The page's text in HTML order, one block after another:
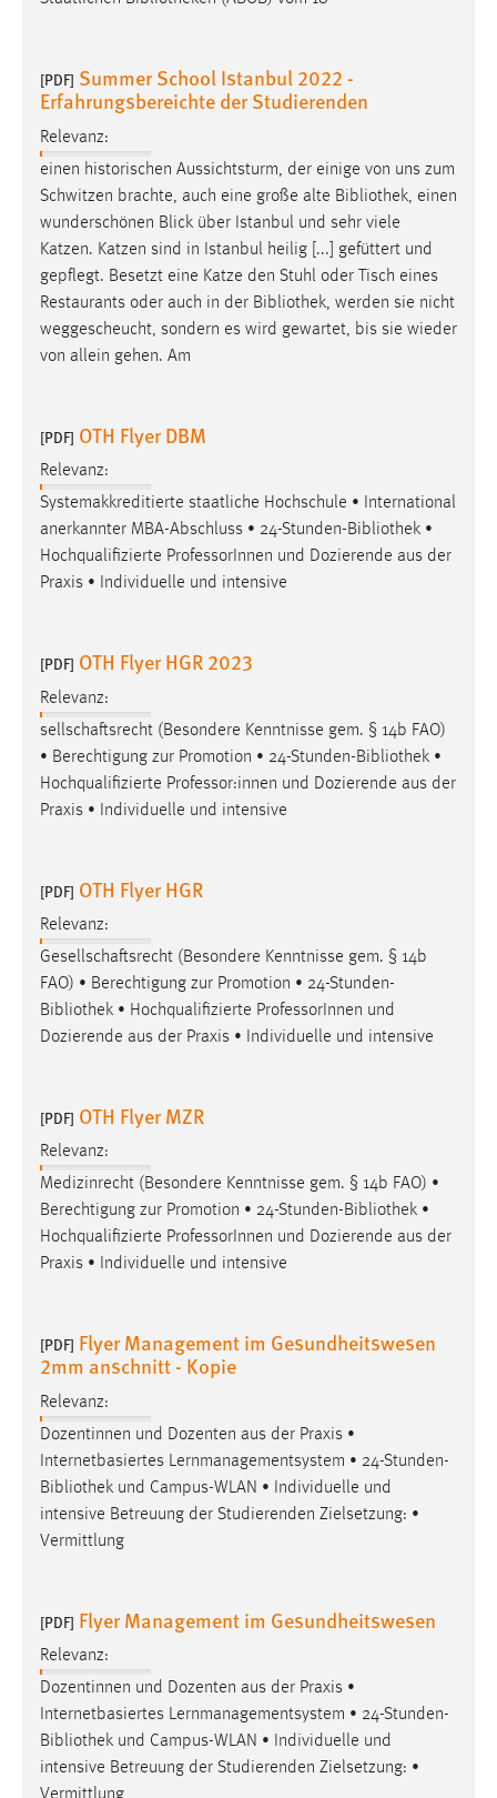
[PDF] Summer School Istanbul 2022 -
Erfahrungsbereichte der Studierenden
Relevanz:
einen historischen Aussichtsturm, der einige von uns zum
Schwitzen brachte, auch eine große alte Bibliothek, einen
wunderschönen Blick über Istanbul und sehr viele
Katzen. Katzen sind in Istanbul heilig [...] gefüttert und
gepflegt. Besetzt eine Katze den Stuhl oder Tisch eines
Restaurants oder auch in der Bibliothek, werden sie nicht
weggescheucht, sondern es wird gewartet, bis sie wieder
von allein gehen. Am
[PDF] OTH Flyer DBM
Relevanz:
Systemakkreditierte staatliche Hochschule • International
anerkannter MBA-Abschluss • 24-Stunden-Bibliothek •
Hochqualifizierte ProfessorInnen und Dozierende aus der
Praxis • Individuelle und intensive
[PDF] OTH Flyer HGR 2023
Relevanz:
sellschaftsrecht (Besondere Kenntnisse gem. § 14b FAO)
• Berechtigung zur Promotion • 24-Stunden-Bibliothek •
Hochqualifizierte Professor:innen und Dozierende aus der
Praxis • Individuelle und intensive
[PDF] OTH Flyer HGR
Relevanz:
Gesellschaftsrecht (Besondere Kenntnisse gem. § 14b
FAO) • Berechtigung zur Promotion • 24-Stunden-
Bibliothek • Hochqualifizierte ProfessorInnen und
Dozierende aus der Praxis • Individuelle und intensive
[PDF] OTH Flyer MZR
Relevanz:
Medizinrecht (Besondere Kenntnisse gem. § 14b FAO) •
Berechtigung zur Promotion • 24-Stunden-Bibliothek •
Hochqualifizierte ProfessorInnen und Dozierende aus der
Praxis • Individuelle und intensive
[PDF] Flyer Management im Gesundheitswesen
2mm anschnitt - Kopie
Relevanz:
Dozentinnen und Dozenten aus der Praxis •
Internetbasiertes Lernmanagementsystem • 24-Stunden-
Bibliothek und Campus-WLAN • Individuelle und
intensive Betreuung der Studierenden Zielsetzung: •
Vermittlung
[PDF] Flyer Management im Gesundheitswesen
Relevanz:
Dozentinnen und Dozenten aus der Praxis •
Internetbasiertes Lernmanagementsystem • 24-Stunden-
Bibliothek und Campus-WLAN • Individuelle und
intensive Betreuung der Studierenden Zielsetzung: •
MARKETING
Marketing Cookies werden von Drittanbietern
verwendet, um personalisierte Werbung anzuzeigen.
Sie tun dies, indem sie Besucher über Websites
hinweg verfolgen.
Google Ads
Name:
Anbieter:
Zweck:
Conversion-Tracking
Cookie Laufzeit:
3 Monate
Facebook Pixel
Name:
_fbp
Anbieter:
Facebook
Cookie Laufzeit:
EXTERNE MEDIEN
Um Inhalte von Videoplattformen und Social Media
YouTube
Vimeo